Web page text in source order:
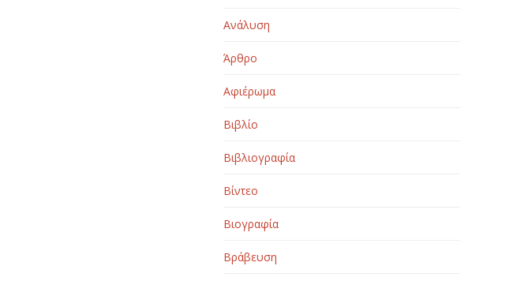
Ανάλυση
Άρθρο
Αφιέρωμα
Βιβλίο
Βιβλιογραφία
Βίντεο
Βιογραφία
Βράβευση